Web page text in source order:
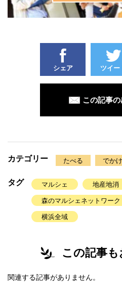
シェア ツイー
この記事
カテゴリー たべる でか
タグ マルシェ 地産地消
森のマルシェネットワーク
横浜全域
この記事
関連する記事がありません。